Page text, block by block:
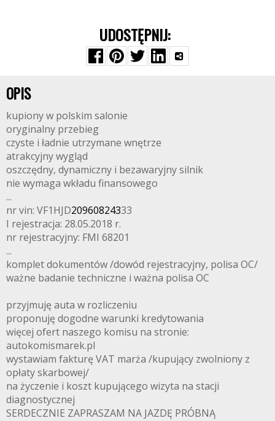
UDOSTĘPNIJ:
OPIS
kupiony w polskim salonie
oryginalny przebieg
czyste i ładnie utrzymane wnętrze
atrakcyjny wygląd
oszczędny, dynamiczny i bezawaryjny silnik
nie wymaga wkładu finansowego
...
nr vin: VF1HJD20960824333
I rejestracja: 28.05.2018 r.
nr rejestracyjny: FMI 68201
...
komplet dokumentów /dowód rejestracyjny, polisa OC/
ważne badanie techniczne i ważna polisa OC
przyjmuję auta w rozliczeniu
proponuję dogodne warunki kredytowania
więcej ofert naszego komisu na stronie:
autokomismarek.pl
wystawiam fakturę VAT marża /kupujący zwolniony z
opłaty skarbowej/
na życzenie i koszt kupującego wizyta na stacji
diagnostycznej
SERDECZNIE ZAPRASZAM NA JAZDĘ PRÓBNĄ